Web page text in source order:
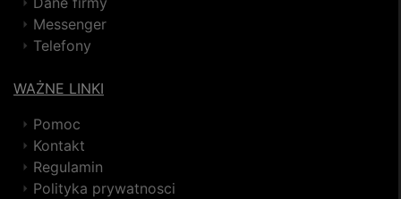
Messenger
Telefony
WAŻNE LINKI
Pomoc
Kontakt
Regulamin
Polityka prywatnosci